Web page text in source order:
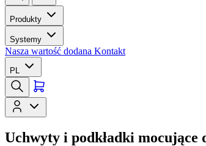
Produkty
Systemy
Nasza wartość dodana Kontakt
PL
Uchwyty i podkładki mocujące